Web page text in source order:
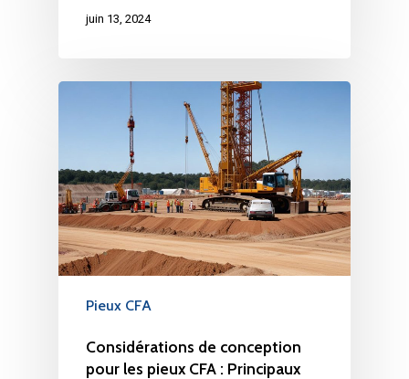
juin 13, 2024
Pieux CFA
Considérations de conception
pour les pieux CFA : Principaux